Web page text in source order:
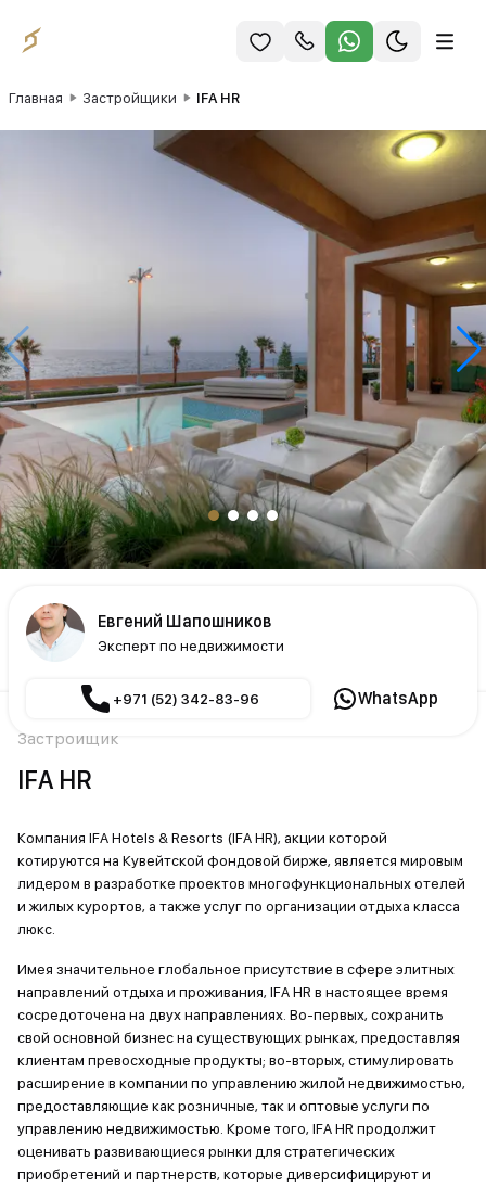
Главная Застройщики IFA HR
Застройщик
IFA HR
Компания IFA Hotels & Resorts (IFA HR), акции которой
котируются на Кувейтской фондовой бирже, является мировым
лидером в разработке проектов многофункциональных отелей
и жилых курортов, а также услуг по организации отдыха класса
люкс.
Имея значительное глобальное присутствие в сфере элитных
направлений отдыха и проживания, IFA HR в настоящее время
сосредоточена на двух направлениях. Во-первых, сохранить
свой основной бизнес на существующих рынках, предоставляя
клиентам превосходные продукты; во-вторых, стимулировать
расширение в компании по управлению жилой недвижимостью,
предоставляющие как розничные, так и оптовые услуги по
управлению недвижимостью. Кроме того, IFA HR продолжит
оценивать развивающиеся рынки для стратегических
приобретений и партнерств, которые диверсифицируют и
Евгений Шапошников
Эксперт по недвижимости
+971 (52) 342-83-96 WhatsApp